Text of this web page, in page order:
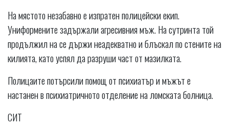
На мястото незабавно е изпратен полицейски екип.
Униформените задържали агресивния мъж. На сутринта той
продължил на се държи неадекватно и блъскал по стените на
килията, като успял да разруши част от мазилката.
Полицаите потърсили помощ от психиатър и мъжът е
настанен в психиатричното отделение на ломската болница.
СИТ